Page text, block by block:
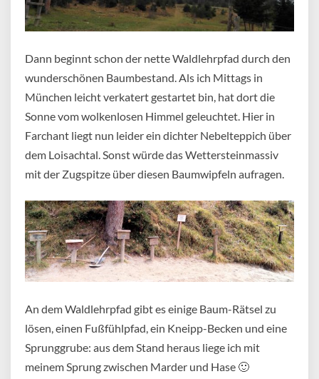
Dann beginnt schon der nette Waldlehrpfad durch den
wunderschönen Baumbestand. Als ich Mittags in
München leicht verkatert gestartet bin, hat dort die
Sonne vom wolkenlosen Himmel geleuchtet. Hier in
Farchant liegt nun leider ein dichter Nebelteppich über
dem Loisachtal. Sonst würde das Wettersteinmassiv
mit der Zugspitze über diesen Baumwipfeln aufragen.
An dem Waldlehrpfad gibt es einige Baum-Rätsel zu
lösen, einen Fußfühlpfad, ein Kneipp-Becken und eine
Sprunggrube: aus dem Stand heraus liege ich mit
meinem Sprung zwischen Marder und Hase 🙂